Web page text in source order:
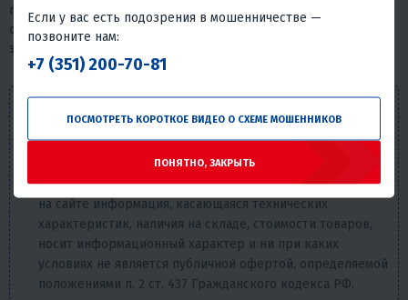
продолжают лидировать в отрасли и обеспечивают такие
особенности, которые делают отдых на воде легким, более
экономичным и приятным.
характеристики могут изменяться производителем без
предварительных уведомлений. Описание носит
справочно-ознакомительный характер и не может
служить основанием для претензий. Вся представленная
на сайте информация, касающаяся технических
характеристик, наличия на складе, стоимости товаров,
носит информационный характер и ни при каких
условиях не является публичной офертой, определяемой
положениями п. 2 ст. 437 Гражданского кодекса РФ.
Если у вас есть подозрения в мошенничестве —
позвоните нам:
+7 (351) 200-70-81
ПОСМОТРЕТЬ КОРОТКОЕ ВИДЕО О СХЕМЕ МОШЕННИКОВ
ПОНЯТНО, ЗАКРЫТЬ